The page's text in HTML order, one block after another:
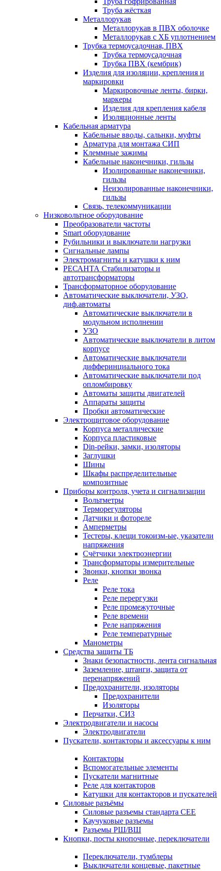
Труба жёсткая
Металлорукав
Металлорукав в ПВХ оболочке
Металлорукав с ХБ уплотнением
Трубка термоусадочная, ПВХ
Трубка термоусадочная
Трубка ПВХ (кембрик)
Изделия для изоляции, крепления и
маркировки
Маркировочные ленты, бирки,
маркеры
Изделия для крепления кабеля
Изоляционные ленты
Кабельная арматура
Кабельные вводы, сальнки, муфты
Арматура для монтажа СИП
Клеммные зажимы
Кабельные наконечники, гильзы
Изолированные наконечники,
гильзы
Неизолированные наконечники,
гильзы
Связь, телекоммуникации
Низковольтное оборудование
Преобразователи частоты
Smart оборудование
Рубильники и выключатели нагрузки
Сигнальные лампы
Электромагниты и катушки к ним
РЕСАНТА Стабилизаторы и
автотрансформаторы
Трансформаторное оборудование
Автоматические выключатели, УЗО,
диф.автоматы
Автоматические выключатели в
модульном исполнении
УЗО
Автоматические выключатели в литом
корпусе
Автоматические выключатели
дифферинциального тока
Автоматические выключатели под
опломбировку
Автоматы защиты двигателей
Аппараты защиты
Пробки автоматические
Электрощитовое оборудование
Корпуса металлические
Корпуса пластиковые
Din-рейки, замки, изоляторы
Заглушки
Шины
Шкафы распределительные
композитные
Приборы контроля, учета и сигнализации
Вольтметры
Терморегуляторы
Датчики и фотореле
Амперметры
Тестеры, клещи токоизм-ые, указатели
напряжения
Счётчики электроэнергии
Трансформаторы измерительные
Звонки, кнопки звонка
Реле
Реле тока
Реле перергузки
Реле промежуточные
Реле времени
Реле напряжения
Реле температурные
Манометры
Средства защиты ТБ
Знаки безопастности, лента сигнальная
Заземление, штанги, защита от
перенапряжений
Предохранители, изоляторы
Предохранители
Изоляторы
Перчатки, СИЗ
Электродвигатели и насосы
Электродвигатели
Пускатели, контакторы и аксессуары к ним
Контакторы
Вспомогательные элементы
Пускатели магнитные
Реле для контакторов
Катушки для контакторов и пускателей
Силовые разъёмы
Силовые разъемы стандарта СЕЕ
Каучуковые разъемы
Разъемы РШ/ВШ
Кнопки, посты кнопочные, переключатели
Переключатели, тумблеры
Выключатели концевые, пакетные